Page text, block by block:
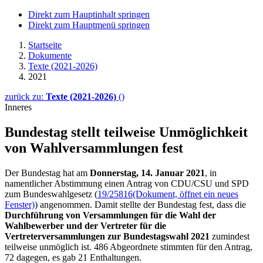
Direkt zum Hauptinhalt springen
Direkt zum Hauptmenü springen
Startseite
Dokumente
Texte (2021-2026)
2021
zurück zu: Texte (2021-2026) ()
Inneres
Bundestag stellt teilweise Un­mög­lich­keit
von Wahl­versamm­lun­gen fest
Der Bundestag hat am Donnerstag, 14. Januar 2021, in
namentlicher Abstimmung einen Antrag von CDU/CSU und SPD
zum Bundeswahlgesetz (19/25816(Dokument, öffnet ein neues
Fenster)) angenommen. Damit stellte der Bundestag fest, dass die
Durchführung von Versammlungen für die Wahl der
Wahlbewerber und der Vertreter für die
Vertreterversammlungen zur Bundestagswahl 2021 zumindest
teilweise unmöglich ist. 486 Abgeordnete stimmten für den Antrag,
72 dagegen, es gab 21 Enthaltungen.